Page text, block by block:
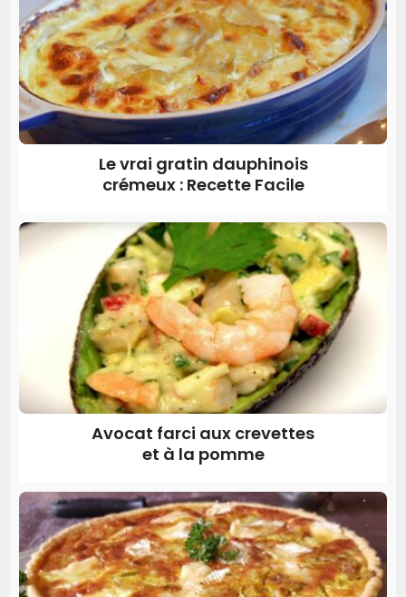
Le vrai gratin dauphinois
crémeux : Recette Facile
Avocat farci aux crevettes
et à la pomme